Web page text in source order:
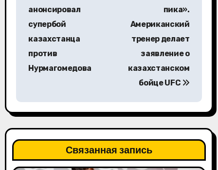
ц
и
я
п
анонсировал
супербой
казахстанца
против
Нурмагомедова
пика».
Американский
тренер делает
заявление о
казахстанском
бойце UFC
Связанная запись